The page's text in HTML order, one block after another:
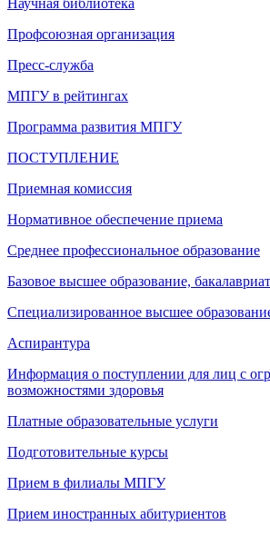
Научная библиотека
Профсоюзная организация
Пресс-служба
МПГУ в рейтингах
Программа развития МПГУ
ПОСТУПЛЕНИЕ
Приемная комиссия
Нормативное обеспечение приема
Среднее профессиональное образование
Базовое высшее образование,
Специализированное высшее
Аспирантура
Информация о поступлении для лиц с
возможностями здоровья
Платные образовательные услуги
Подготовительные курсы
Прием в филиалы МПГУ
Прием иностранных абитуриентов